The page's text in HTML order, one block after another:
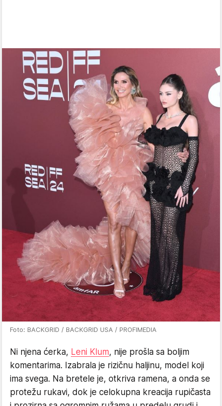
Foto: BACKGRID / BACKGRID USA / PROFIMEDIA
Ni njena ćerka, Leni Klum, nije prošla sa boljim
komentarima. Izabrala je rizičnu haljinu, model koji
ima svega. Na bretele je, otkriva ramena, a onda se
protežu rukavi, dok je celokupna kreacija rupičasta